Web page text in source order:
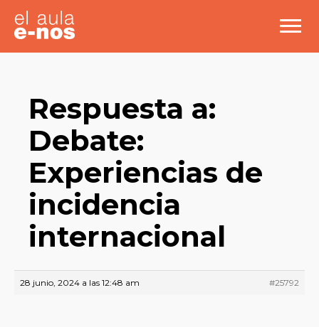
Respuesta a:
Debate:
Experiencias de
incidencia
internacional
28 junio, 2024 a las 12:48 am #25792